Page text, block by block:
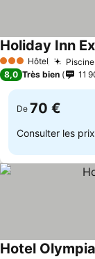
3 ÉtoilesHôtel
Holiday Inn
8,0 Très bien 11
De 70 €
Consulter les
Hotel